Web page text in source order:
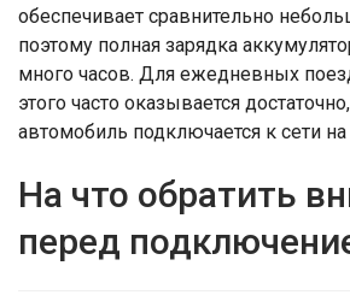
обеспечивает сравнительно
поэтому полная зарядка
много часов. Для ежедневных
этого часто оказывается
автомобиль подключается к сети
На что обратить
перед